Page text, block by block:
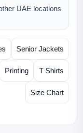
UAE locations.
Senior Jackets
T Shirts
Printing
Size Chart